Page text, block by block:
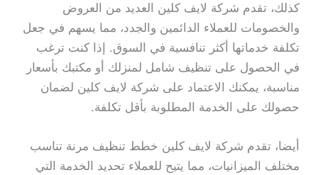
كذلك، تقدم شركة لايف كلين العديد من العروض
والخصومات للعملاء الدائمين والجدد، مما يسهم في جعل
تكلفة خدماتها أكثر تنافسية في السوق. إذا كنت ترغب
في الحصول على تنظيف شامل لمنزلك أو مكتبك بأسعار
مناسبة، يمكنك الاعتماد على شركة لايف كلين لضمان
حصولك على الخدمة المطلوبة بأقل تكلفة.
أيضا، تقدم شركة لايف كلين خطط تنظيف مرنة تناسب
مختلف الميزانيات، مما يتيح للعملاء تحديد الخدمة التي